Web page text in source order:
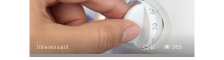
Interessant 0 265